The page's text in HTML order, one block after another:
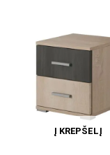
Į KREPŠELĮ